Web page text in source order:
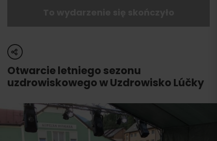
share
Otwarcie letniego sezonu
uzdrowiskowego w Uzdrowisko Lúčky